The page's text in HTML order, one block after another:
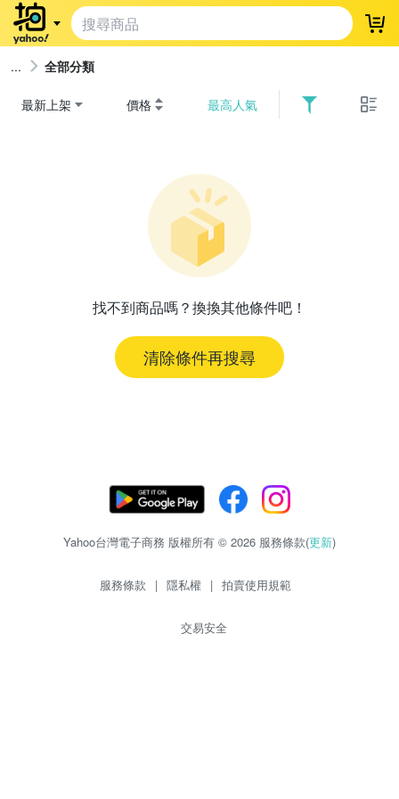
登
全部分類
最新上架 價格 最高人氣
找不到商品嗎？換換其他條件吧！
清除條件再搜尋
Yahoo台灣電子商務 版權所有 © 2026 服務條款(更新)
服務條款 | 隱私權 | 拍賣使用規範
交易安全